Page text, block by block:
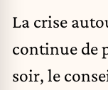
La crise
continue de
soir, le